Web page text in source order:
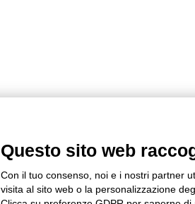
Questo sito web
Con il tuo consenso, noi e i nostri partner
visita al sito web o la personalizzazione